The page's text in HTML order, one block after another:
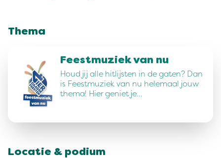
Thema
Feestmuziek van nu
Houd jij alle hitlijsten in de gaten? Dan
is Feestmuziek van nu helemaal jouw
thema! Hier geniet je…
Locatie & podium